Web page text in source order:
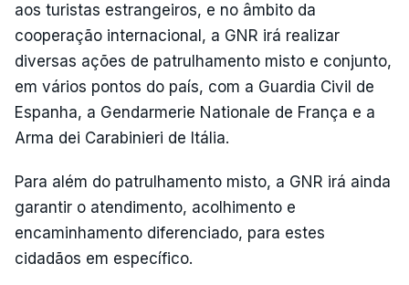
aos turistas estrangeiros, e no âmbito da
cooperação internacional, a GNR irá realizar
diversas ações de patrulhamento misto e conjunto,
em vários pontos do país, com a Guardia Civil de
Espanha, a Gendarmerie Nationale de França e a
Arma dei Carabinieri de Itália.
Para além do patrulhamento misto, a GNR irá ainda
garantir o atendimento, acolhimento e
encaminhamento diferenciado, para estes
cidadãos em específico.